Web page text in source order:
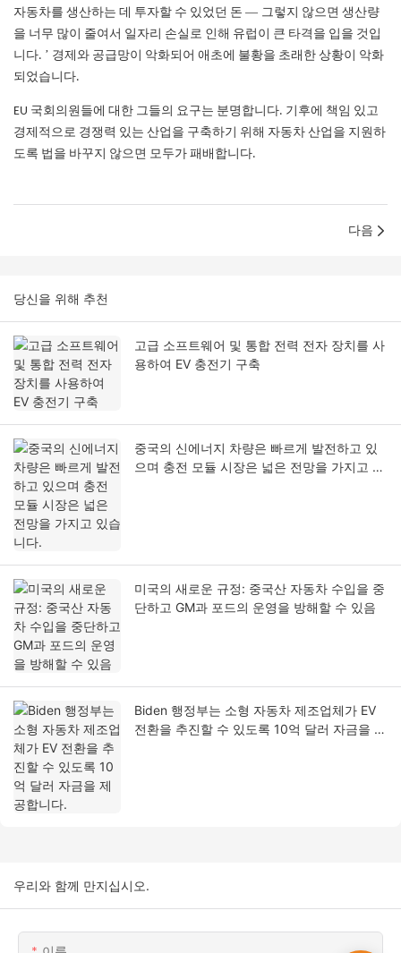
자동차를 생산하는 데 투자할 수 있었던 돈 — 그렇지 않으면 생산량
을 너무 많이 줄여서 일자리 손실로 인해 유럽이 큰 타격을 입을 것입
니다. ’ 경제와 공급망이 악화되어 애초에 불황을 초래한 상황이 악화
되었습니다.
EU 국회의원들에 대한 그들의 요구는 분명합니다. 기후에 책임 있고
경제적으로 경쟁력 있는 산업을 구축하기 위해 자동차 산업을 지원하
도록 법을 바꾸지 않으면 모두가 패배합니다.
다음
당신을 위해 추천
고급 소프트웨어 및 통합 전력 전자 장치를 사
용하여 EV 충전기 구축
중국의 신에너지 차량은 빠르게 발전하고 있
으며 충전 모듈 시장은 넓은 전망을 가지고 있
미국의 새로운 규정: 중국산 자동차 수입을 중
단하고 GM과 포드의 운영을 방해할 수 있음
Biden 행정부는 소형 자동차 제조업체가 EV
전환을 추진할 수 있도록 10억 달러 자금을 제
우리와 함께 만지십시오.